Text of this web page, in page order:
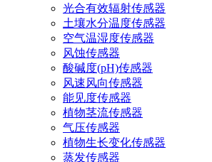
光合有效辐射传感器
土壤水分温度传感器
空气温湿度传感器
风蚀传感器
酸碱度(pH)传感器
风速风向传感器
能见度传感器
植物茎流传感器
气压传感器
植物生长变化传感器
蒸发传感器